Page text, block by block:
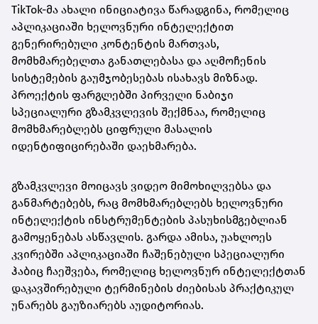
TikTok-მა ახალი ინიციატივა წარადგინა, რომელიც
აპლიკაციაში ხელოვნური ინტელექტით
გენერირებული კონტენტის მართვას,
მომხმარებელთა განათლებასა და აღმოჩენის
სისტემების გაუმჯობესებას ისახავს მიზნად.
პროექტის ფარგლებში პირველი ნაბიჯი
სპეციალური გზამკვლევის შექმნაა, რომელიც
მომხმარებლებს ციფრული მასალის
იდენტიფიცირებაში დაეხმარება.
გზამკვლევი მოიცავს ვიდეო მიმოხილვებსა და
განმარტებებს, რაც მომხმარებლებს ხელოვნური
ინტელექტის ინსტრუმენტების პასუხისმგებლიან
გამოყენებას ასწავლის. გარდა ამისა, უახლოეს
კვირებში აპლიკაციაში ჩაშენებული სპეციალური
ჰაბიც ჩაეშვება, რომელიც ხელოვნურ ინტელექტთან
დაკავშირებული ტერმინების ძიებისას პრაქტიკულ
უნარებს გაუზიარებს აუდიტორიას.